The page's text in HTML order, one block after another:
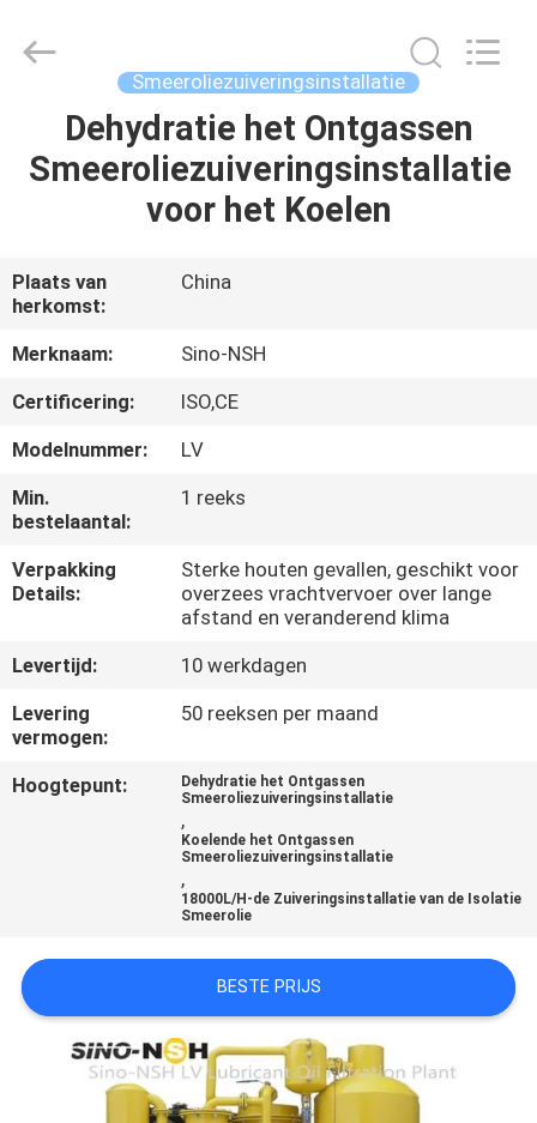
HUIS
PRODUCTEN
ONGEVEER
ONS
FABRIEKSREIS
CONTACTEER
ONS
NIEUWS
VERZOEK
OM EEN
PRIVACY
POLICY
Manufacture
Smeeroliezuiveringsinstallatie
Dehydratie het Ontgassen
Smeeroliezuiveringsinstallatie
voor het Koelen
Plaats van
herkomst:
China
Merknaam:
Sino-NSH
Certificering:
ISO,CE
Modelnummer:
LV
Min.
bestelaantal:
1 reeks
Verpakking
Details:
Sterke houten gevallen, geschikt voor
overzees vrachtvervoer over lange
afstand en veranderend klima
Levertijd:
10 werkdagen
Levering
vermogen:
50 reeksen per maand
Hoogtepunt:
Dehydratie het Ontgassen
Smeeroliezuiveringsinstallatie
,
Koelende het Ontgassen
Smeeroliezuiveringsinstallatie
,
18000L/H-de Zuiveringsinstallatie van de Isolatie
Smeerolie
BESTE PRIJS